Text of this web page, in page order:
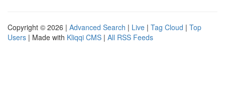
Copyright © 2026 | Advanced Search | Live | Tag Cloud | Top
Users | Made with Kliqqi CMS | All RSS Feeds